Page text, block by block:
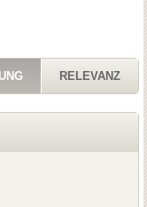
RELEVANZ